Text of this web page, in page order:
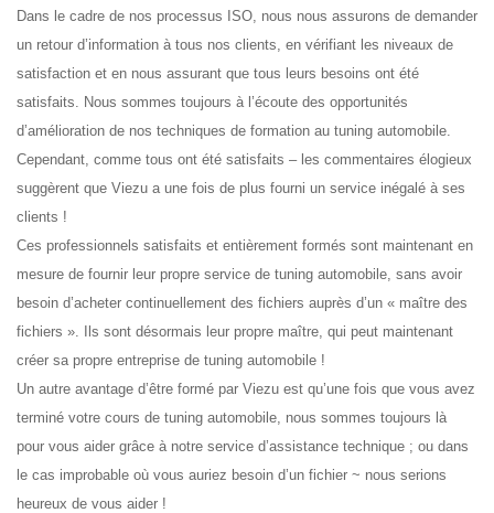
Dans le cadre de nos processus ISO, nous nous assurons de demander
un retour d’information à tous nos clients, en vérifiant les niveaux de
satisfaction et en nous assurant que tous leurs besoins ont été
satisfaits. Nous sommes toujours à l’écoute des opportunités
d’amélioration de nos techniques de formation au tuning automobile.
Cependant, comme tous ont été satisfaits – les commentaires élogieux
suggèrent que Viezu a une fois de plus fourni un service inégalé à ses
clients !
Ces professionnels satisfaits et entièrement formés sont maintenant en
mesure de fournir leur propre service de tuning automobile, sans avoir
besoin d’acheter continuellement des fichiers auprès d’un « maître des
fichiers ». Ils sont désormais leur propre maître, qui peut maintenant
créer sa propre entreprise de tuning automobile !
Un autre avantage d’être formé par Viezu est qu’une fois que vous avez
terminé votre cours de tuning automobile, nous sommes toujours là
pour vous aider grâce à notre service d’assistance technique ; ou dans
le cas improbable où vous auriez besoin d’un fichier ~ nous serions
heureux de vous aider !